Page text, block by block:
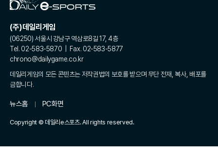
(주)데일리게임
(06250) 서울시 강남구 역삼로8길 17, 4층
Tel. 02-583-5870 | Fax. 02-583-5877
chrono@dailygame.co.kr
데일리게임의 모든 콘텐츠는 저작권법의 보호를 받으며 무단 전재, 복사, 배포를
금합니다.
뉴스홈 PC화면
Copyright © 데일리e스포츠. All rights reserved.